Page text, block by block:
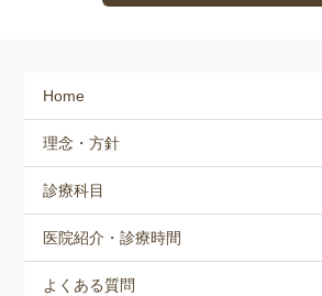
Home
理念・方針
診療科目
医院紹介・診療時間
よくある質問